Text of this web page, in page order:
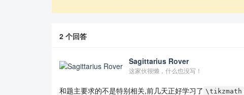
2 个回答
Sagittarius Rover
这家伙很懒，什么也没写！
和题主要求的不是特别相关,前几天正好学习了 \tikzmath